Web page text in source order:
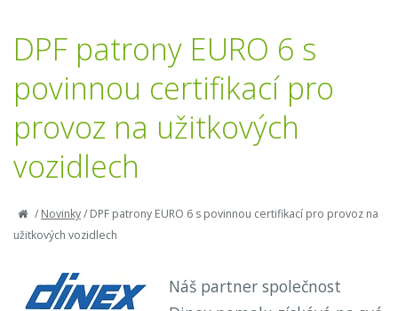
DPF patrony EURO 6 s
povinnou certifikací pro
provoz na užitkových
vozidlech
/Novinky/DPF patrony EURO 6 s povinnou certifikací pro provoz na
užitkových vozidlech
Náš partner společnost